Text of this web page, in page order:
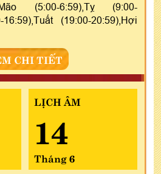
(5:00-6:59),Tỵ (9:00-
(19:00-20:59),Hợi
CHI TIẾT
LỊCH ÂM
14
Tháng 6